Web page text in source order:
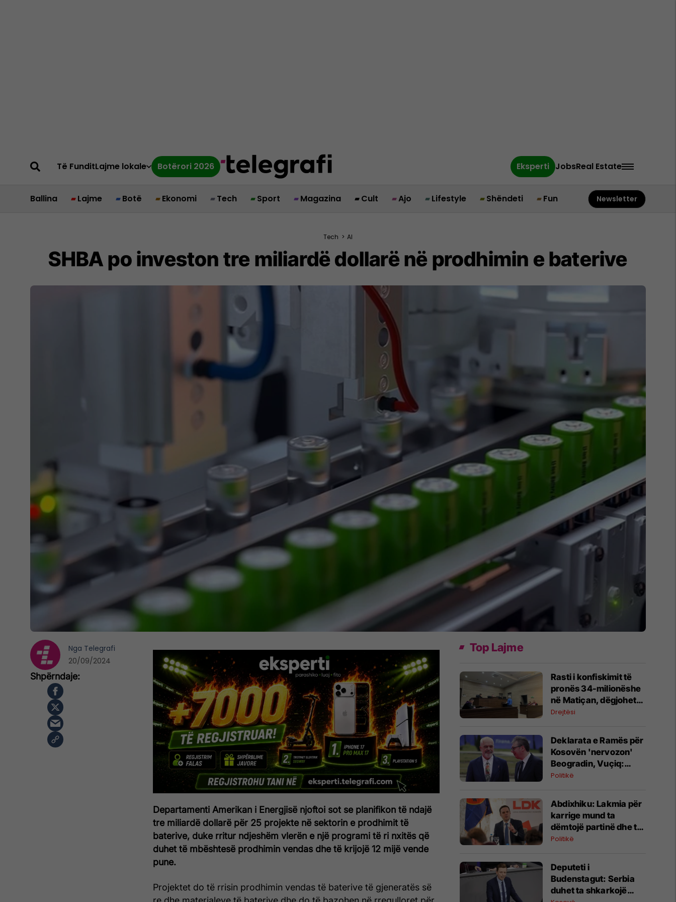
Të FunditLajme lokale Botërori 2026 Eksperti JobsReal Estate
Ballina Lajme Botë Ekonomi Tech Sport Magazina Cult Ajo Lifestyle Shëndeti Fun Newsletter
Tech > AI
SHBA po investon tre miliardë dollarë në prodhimin e baterive
Departamenti Amerikan i Energjisë njoftoi sot se planifikon të ndajë
tre miliardë dollarë për 25 projekte në sektorin e prodhimit të
baterive, duke rritur ndjeshëm vlerën e një programi të ri nxitës që
duhet të mbështesë prodhimin vendas dhe të krijojë 12 mijë vende
pune.
Projektet do të rrisin prodhimin vendas të baterive të gjeneratës së
Nga Telegrafi
20/09/2024
Top Lajme
Rasti i konfiskimit të
pronës 34-milionëshe
në Matiçan, dëgjohet
ekspertja e forenzikës
Drejtësi
Deklarata e Ramës për
Kosovën 'nervozon'
Beogradin, Vuçiq:
Realiteti nuk është i
Politikë
Abdixhiku: Lakmia për
karrige mund ta
dëmtojë partinë dhe ta
çojë Kosovën drejt
Politikë
Deputeti i
Budenstagut: Serbia
duhet ta shkarkojë